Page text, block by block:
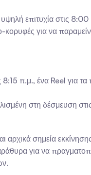
επιτυχία στις
κορυφές για να
π.μ., ένα Reel για
στη δέσμευση
αρχικά σημεία
για να